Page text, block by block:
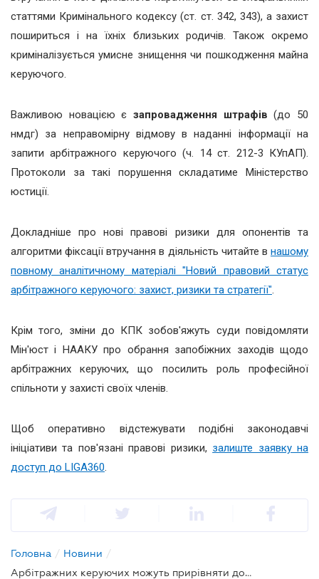
статтями Кримінального кодексу (ст. ст. 342, 343), а захист
пошириться і на їхніх близьких родичів. Також окремо
криміналізується умисне знищення чи пошкодження майна
керуючого.
Важливою новацією є запровадження штрафів (до 50
нмдг) за неправомірну відмову в наданні інформації на
запити арбітражного керуючого (ч. 14 ст. 212-3 КУпАП).
Протоколи за такі порушення складатиме Міністерство
юстиції.
Докладніше про нові правові ризики для опонентів та
алгоритми фіксації втручання в діяльність читайте в нашому
повному аналітичному матеріалі "Новий правовий статус
арбітражного керуючого: захист, ризики та стратегії".
Крім того, зміни до КПК зобов'яжуть суди повідомляти
Мін'юст і НААКУ про обрання запобіжних заходів щодо
арбітражних керуючих, що посилить роль професійної
спільноти у захисті своїх членів.
Щоб оперативно відстежувати подібні законодавчі
ініціативи та пов'язані правові ризики, залиште заявку на
доступ до LIGA360.
Головна / Новини /
Арбітражних керуючих можуть прирівняти до правоохоронців: аналіз законопроєкту № 15217